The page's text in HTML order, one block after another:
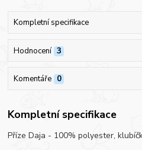
Kompletní specifikace
Hodnocení 3
Komentáře 0
Kompletní specifikace
Příze Daja - 100% polyester,